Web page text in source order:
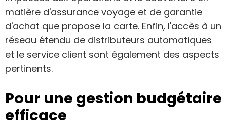
matière d'assurance voyage et de garantie
d'achat que propose la carte. Enfin, l'accès à un
réseau étendu de distributeurs automatiques
et le service client sont également des aspects
pertinents.
Pour une gestion budgétaire
efficace